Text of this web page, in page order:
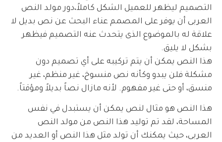
التصميم ليظهر للعميل الشكل كاملاً،دور مولد النص
العربى أن يوفر على المصمم عناء البحث عن نص بديل لا
علاقة له بالموضوع الذى يتحدث عنه التصميم فيظهر
بشكل لا يليق.
هذا النص يمكن أن يتم تركيبه على أي تصميم دون
مشكلة فلن يبدو وكأنه نص منسوخ، غير منظم، غير
منسق، أو حتى غير مفهوم. لأنه مازال نصاً بديلاً ومؤقتاً.
هذا النص هو مثال لنص يمكن أن يستبدل في نفس
المساحة، لقد تم توليد هذا النص من مولد النص
العربى، حيث يمكنك أن تولد مثل هذا النص أو العديد من